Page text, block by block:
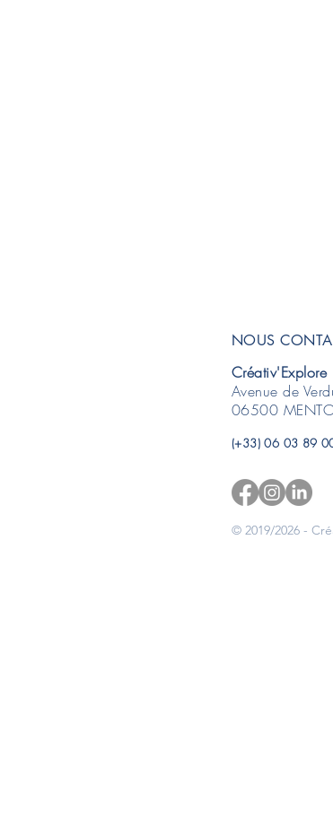
NOUS
Créativ'Explore
Avenue de
06500
(+33) 06 03 89
© 2019/2026 -